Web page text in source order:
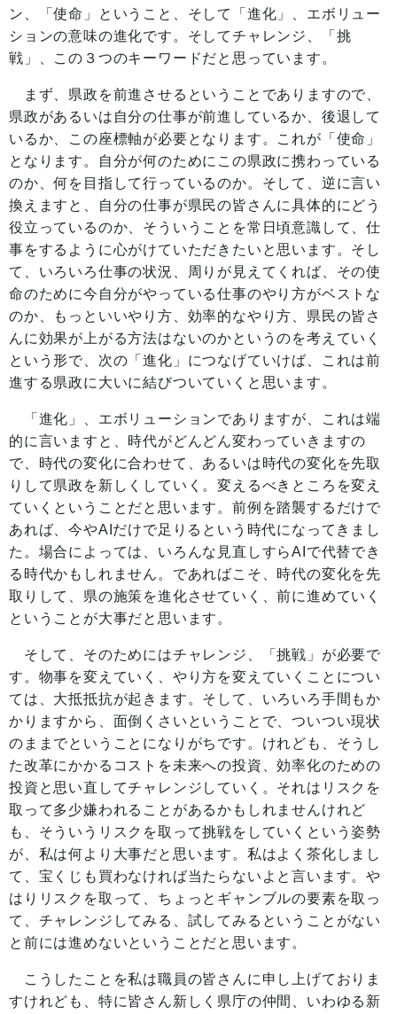
ン、「使命」ということ、そして「進化」、エボリュー
ションの意味の進化です。そしてチャレンジ、「挑
戦」、この３つのキーワードだと思っています。
まず、県政を前進させるということでありますので、
県政があるいは自分の仕事が前進しているか、後退して
いるか、この座標軸が必要となります。これが「使命」
となります。自分が何のためにこの県政に携わっている
のか、何を目指して行っているのか。そして、逆に言い
換えますと、自分の仕事が県民の皆さんに具体的にどう
役立っているのか、そういうことを常日頃意識して、仕
事をするように心がけていただきたいと思います。そし
て、いろいろ仕事の状況、周りが見えてくれば、その使
命のために今自分がやっている仕事のやり方がベストな
のか、もっといいやり方、効率的なやり方、県民の皆さ
んに効果が上がる方法はないのかというのを考えていく
という形で、次の「進化」につなげていけば、これは前
進する県政に大いに結びついていくと思います。
「進化」、エボリューションでありますが、これは端
的に言いますと、時代がどんどん変わっていきますの
で、時代の変化に合わせて、あるいは時代の変化を先取
りして県政を新しくしていく。変えるべきところを変え
ていくということだと思います。前例を踏襲するだけで
あれば、今やAIだけで足りるという時代になってきまし
た。場合によっては、いろんな見直しすらAIで代替でき
る時代かもしれません。であればこそ、時代の変化を先
取りして、県の施策を進化させていく、前に進めていく
ということが大事だと思います。
そして、そのためにはチャレンジ、「挑戦」が必要で
す。物事を変えていく、やり方を変えていくことについ
ては、大抵抵抗が起きます。そして、いろいろ手間もか
かりますから、面倒くさいということで、ついつい現状
のままでということになりがちです。けれども、そうし
た改革にかかるコストを未来への投資、効率化のための
投資と思い直してチャレンジしていく。それはリスクを
取って多少嫌われることがあるかもしれませんけれど
も、そういうリスクを取って挑戦をしていくという姿勢
が、私は何より大事だと思います。私はよく茶化しまし
て、宝くじも買わなければ当たらないよと言います。や
はりリスクを取って、ちょっとギャンブルの要素を取っ
て、チャレンジしてみる、試してみるということがない
と前には進めないということだと思います。
こうしたことを私は職員の皆さんに申し上げておりま
すけれども、特に皆さん新しく県庁の仲間、いわゆる新